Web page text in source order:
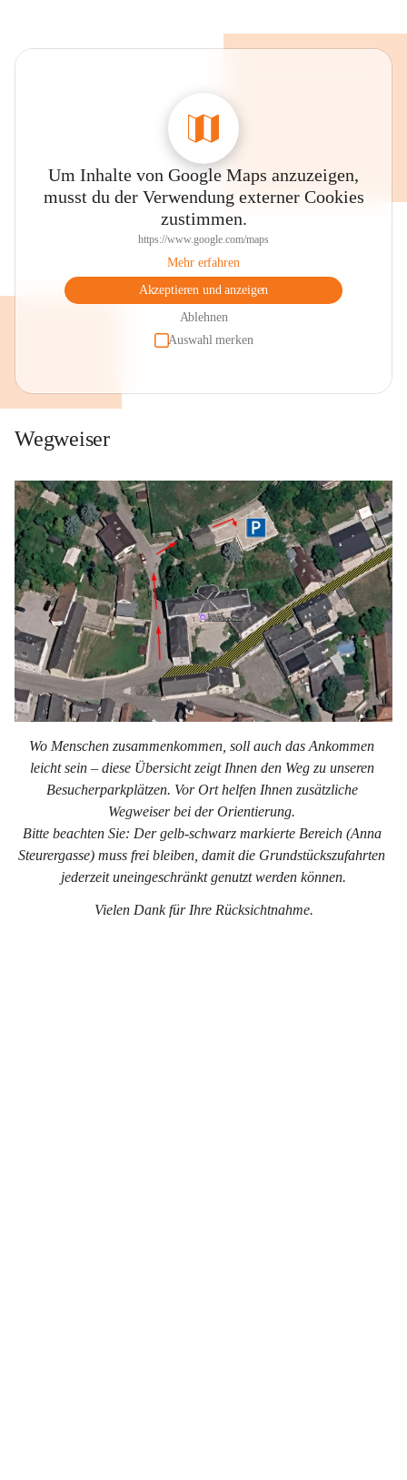
Um Inhalte von Google Maps anzuzeigen,
musst du der Verwendung externer Cookies
zustimmen.
https://www.google.com/maps
Mehr erfahren
Akzeptieren und anzeigen
Ablehnen
Auswahl merken
Wegweiser
Wo Menschen zusammenkommen, soll auch das Ankommen
leicht sein – diese Übersicht zeigt Ihnen den Weg zu unseren
Besucherparkplätzen. Vor Ort helfen Ihnen zusätzliche
Wegweiser bei der Orientierung.
Bitte beachten Sie: Der gelb-schwarz markierte Bereich (Anna
Steurergasse) muss frei bleiben, damit die Grundstückszufahrten
jederzeit uneingeschränkt genutzt werden können.
Vielen Dank für Ihre Rücksichtnahme.